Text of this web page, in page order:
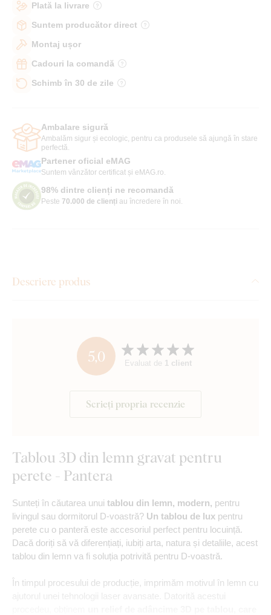
Plată la livrare
Suntem producător direct
Montaj ușor
Cadouri la comandă
Schimb în 30 de zile
Ambalare sigură
Ambalăm sigur și ecologic, pentru ca produsele să ajungă în stare
perfectă.
Partener oficial eMAG
Suntem vânzător certificat și eMAG.ro.
98% dintre clienți ne recomandă
Peste 70.000 de clienți au încredere în noi.
Descriere produs
5,0 Evaluat de 1 client
Scrieți propria recenzie
Tablou 3D din lemn gravat pentru
perete - Pantera
Sunteți în căutarea unui tablou din lemn, modern, pentru
livingul sau dormitorul D-voastră? Un tablou de lux pentru
perete cu o panteră este accesoriul perfect pentru locuință.
Dacă doriți să vă diferențiați, iubiți arta, natura și detaliile, acest
tablou din lemn va fi soluția potrivită pentru D-voastră.
În timpul procesului de producție, imprimăm motivul în lemn cu
ajutorul unei tehnologii laser avansate. Datorită acestui